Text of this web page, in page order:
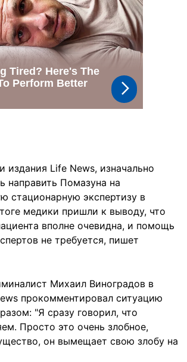
Life News, изначально
направить Помазуна на
стационарную экспертизу в
медики пришли к выводу, что
вполне очевидна, и помощь
не требуется, пишет
Михаил Виноградов в
прокомментировал ситуацию
"Я сразу говорил, что
Просто это очень злобное,
он вымещает свою злобу на